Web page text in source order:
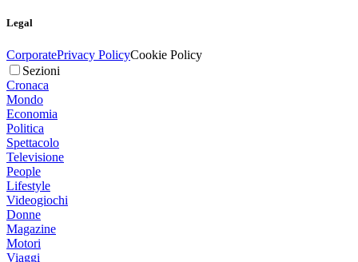
Legal
CorporatePrivacy PolicyCookie Policy
Sezioni
Cronaca
Mondo
Economia
Politica
Spettacolo
Televisione
People
Lifestyle
Videogiochi
Donne
Magazine
Motori
Viaggi